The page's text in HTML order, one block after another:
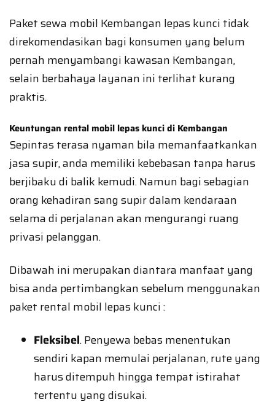
Paket sewa mobil Kembangan lepas kunci tidak
direkomendasikan bagi konsumen yang belum
pernah menyambangi kawasan Kembangan,
selain berbahaya layanan ini terlihat kurang
praktis.
Keuntungan rental mobil lepas kunci di Kembangan
Sepintas terasa nyaman bila memanfaatkankan
jasa supir, anda memiliki kebebasan tanpa harus
berjibaku di balik kemudi. Namun bagi sebagian
orang kehadiran sang supir dalam kendaraan
selama di perjalanan akan mengurangi ruang
privasi pelanggan.
Dibawah ini merupakan diantara manfaat yang
bisa anda pertimbangkan sebelum menggunakan
paket rental mobil lepas kunci :
Fleksibel. Penyewa bebas menentukan
sendiri kapan memulai perjalanan, rute yang
harus ditempuh hingga tempat istirahat
tertentu yang disukai.